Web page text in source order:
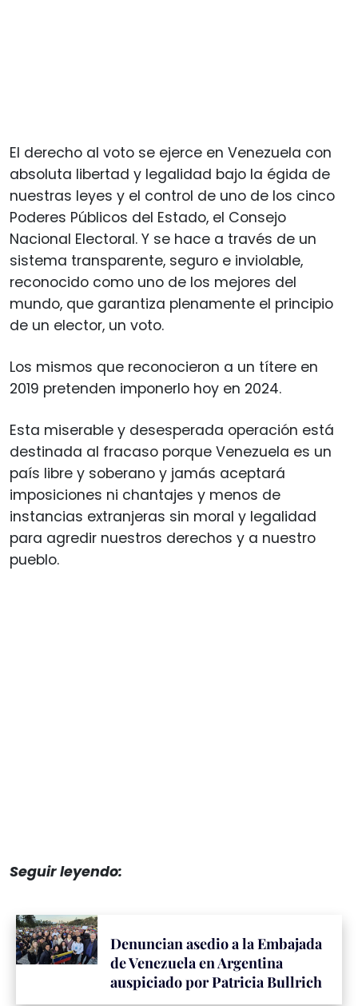
El derecho al voto se ejerce en Venezuela con
absoluta libertad y legalidad bajo la égida de
nuestras leyes y el control de uno de los cinco
Poderes Públicos del Estado, el Consejo
Nacional Electoral. Y se hace a través de un
sistema transparente, seguro e inviolable,
reconocido como uno de los mejores del
mundo, que garantiza plenamente el principio
de un elector, un voto.
Los mismos que reconocieron a un títere en
2019 pretenden imponerlo hoy en 2024.
Esta miserable y desesperada operación está
destinada al fracaso porque Venezuela es un
país libre y soberano y jamás aceptará
imposiciones ni chantajes y menos de
instancias extranjeras sin moral y legalidad
para agredir nuestros derechos y a nuestro
pueblo.
Seguir leyendo:
Denuncian asedio a la Embajada
de Venezuela en Argentina
auspiciado por Patricia Bullrich